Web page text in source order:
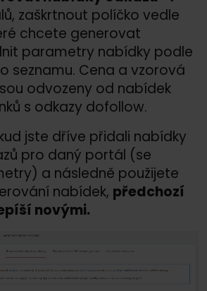
zaškrtnout políčko vedle
chcete generovat
parametry nabídky podle
seznamu. Cena a vzorová
odvozeny od nabídek
s odkazy dofollow.
jste dříve přidali nabídky
pro daný portál (se
a následně použijete
nabídek, předchozí
novými.